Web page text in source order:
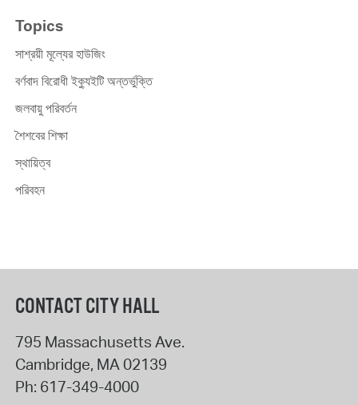
Topics
সাশ্রয়ী মূল্যের হাউজিং
বর্ণবাদ বিরোধী ইক্যুইটি অন্তর্ভুক্তি
জলবায়ু পরিবর্তন
শৈশবের শিক্ষা
স্থায়িত্ব
পরিবহন
CONTACT CITY HALL
795 Massachusetts Ave.
Cambridge, MA02139
Ph: 617-349-4000